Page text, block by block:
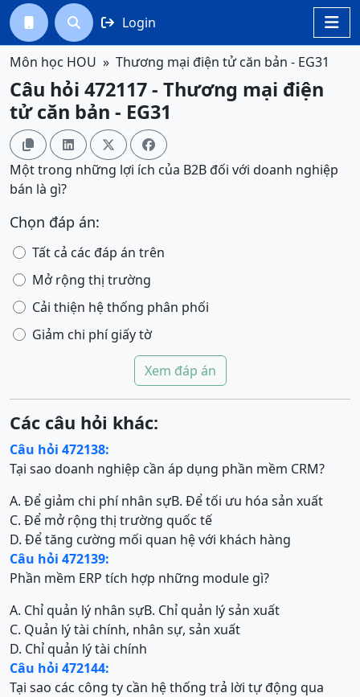

  Login
Môn học HOU Thương mại điện tử căn bản - EG31
Câu hỏi 472117 - Thương mại điện
tử căn bản - EG31
   
Một trong những lợi ích của B2B đối với doanh nghiệp
bán là gì?
Chọn đáp án:
Tất cả các đáp án trên
Mở rộng thị trường
Cải thiện hệ thống phân phối
Giảm chi phí giấy tờ
Xem đáp án
Các câu hỏi khác:
Câu hỏi 472138:
Tại sao doanh nghiệp cần áp dụng phần mềm CRM?
A. Để giảm chi phí nhân sựB. Để tối ưu hóa sản xuất
C. Để mở rộng thị trường quốc tế
D. Để tăng cường mối quan hệ với khách hàng
Câu hỏi 472139:
Phần mềm ERP tích hợp những module gì?
A. Chỉ quản lý nhân sựB. Chỉ quản lý sản xuất
C. Quản lý tài chính, nhân sự, sản xuất
D. Chỉ quản lý tài chính
Câu hỏi 472144:
Tại sao các công ty cần hệ thống trả lời tự động qua